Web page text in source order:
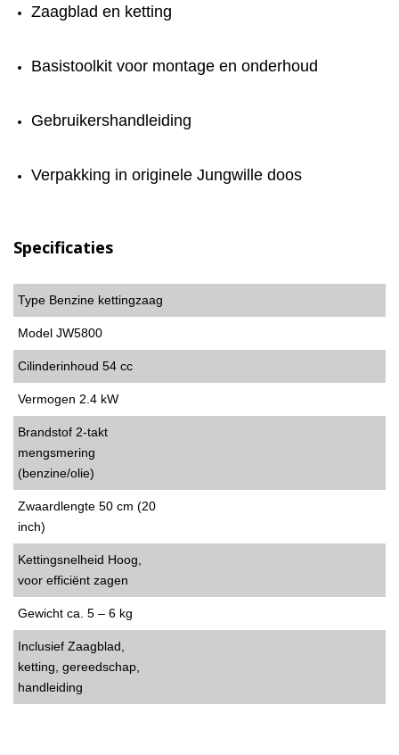
Zaagblad en ketting
Basistoolkit voor montage en onderhoud
Gebruikershandleiding
Verpakking in originele Jungwille doos
Specificaties
Type Benzine kettingzaag
Model JW5800
Cilinderinhoud 54 cc
Vermogen 2.4 kW
Brandstof 2-takt
mengsmering
(benzine/olie)
Zwaardlengte 50 cm (20
inch)
Kettingsnelheid Hoog,
voor efficiënt zagen
Gewicht ca. 5 – 6 kg
Inclusief Zaagblad,
ketting, gereedschap,
handleiding